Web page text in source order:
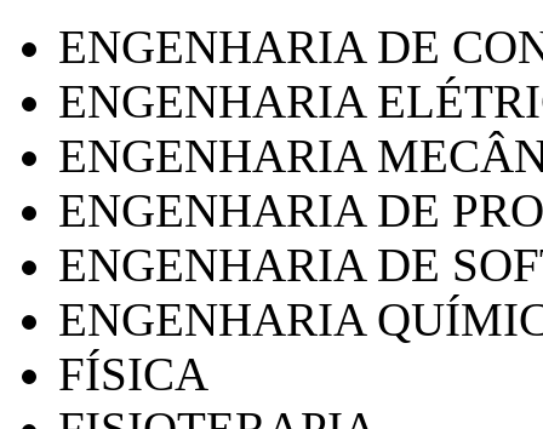
ENGENHARIA DE
ENGENHARIA
ENGENHARIA
ENGENHARIA DE
ENGENHARIA DE
ENGENHARIA
FÍSICA